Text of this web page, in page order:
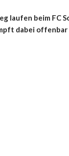
laufen beim FC
dabei